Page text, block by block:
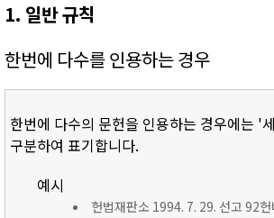
1. 일반 규칙
한번에 다수를 인용하는 경우
한번에 다수의 문헌을 인용하는 경우에는 '
구분하여 표기합니다.
예시
헌법재판소 1994. 7. 29. 선고 92